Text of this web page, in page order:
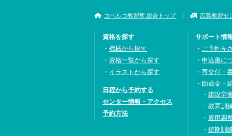
コベルコ教習所 総合トップ 広島教習セ
資格を探す
機械から探す
資格一覧から探す
イラストから探す
日程から予約する
センター情報・アクセス
予約方法
サポート情
ご予約を
申込書に
再交付・
助成金・
建設労
教育訓
雇用調
短期訓